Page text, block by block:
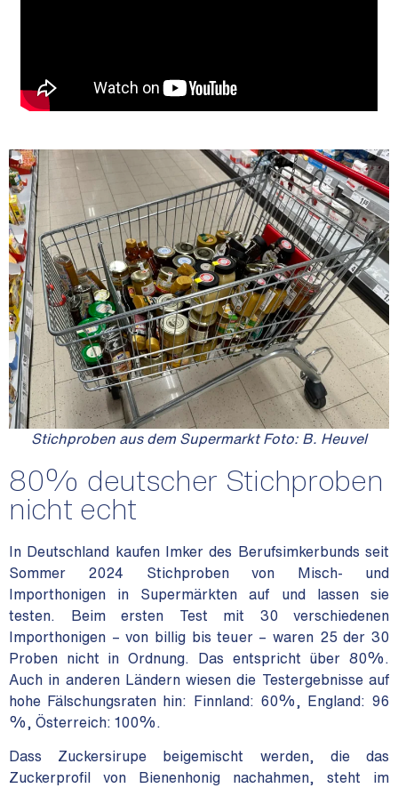
Stichproben aus dem Supermarkt Foto: B. Heuvel
80% deutscher Stichproben
nicht echt
In Deutschland kaufen Imker des Berufsimkerbunds seit
Sommer 2024 Stichproben von Misch- und
Importhonigen in Supermärkten auf und lassen sie
testen. Beim ersten Test mit 30 verschiedenen
Importhonigen – von billig bis teuer – waren 25 der 30
Proben nicht in Ordnung. Das entspricht über 80%.
Auch in anderen Ländern wiesen die Testergebnisse auf
hohe Fälschungsraten hin: Finnland: 60%, England: 96
%, Österreich: 100%.
Dass Zuckersirupe beigemischt werden, die das
Zuckerprofil von Bienenhonig nachahmen, steht im